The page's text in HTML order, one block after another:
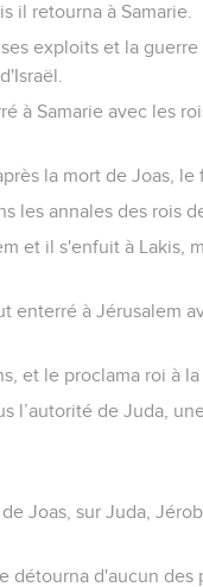
il retourna à Samarie.
exploits et la
à Samarie avec les
la mort de Joas, le
les annales des rois
et il s'enfuit à Lakis,
enterré à Jérusalem
et le proclama roi à
l’autorité de Juda,
Joas, sur Juda,
d'aucun des